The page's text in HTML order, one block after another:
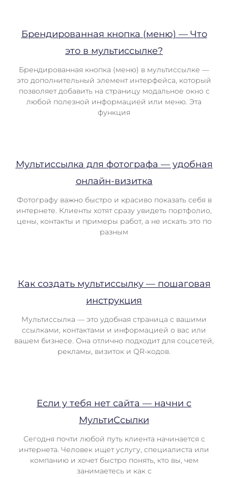
Брендированная кнопка (меню) — Что
это в мультиссылке?
Брендированная кнопка (меню) в мультиссылке —
это дополнительный элемент интерфейса, который
позволяет добавить на страницу модальное окно с
любой полезной информацией или меню. Эта
функция
Мультиссылка для фотографа — удобная
онлайн-визитка
Фотографу важно быстро и красиво показать себя в
интернете. Клиенты хотят сразу увидеть портфолио,
цены, контакты и примеры работ, а не искать это по
разным
Как создать мультиссылку — пошаговая
инструкция
Мультиссылка — это удобная страница с вашими
ссылками, контактами и информацией о вас или
вашем бизнесе. Она отлично подходит для соцсетей,
рекламы, визиток и QR-кодов.
Если у тебя нет сайта — начни с
МультиСсылки
Сегодня почти любой путь клиента начинается с
интернета. Человек ищет услугу, специалиста или
компанию и хочет быстро понять, кто вы, чем
занимаетесь и как с